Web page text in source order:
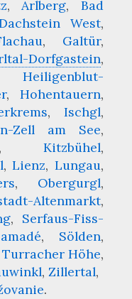
Arlberg
Bad
West
Galtür
Dorfgastein
Heiligenblut-
Hohentauern
Ischgl
Zell am See
Kitzbühel
Lienz
Lungau
Obergurgl
Altenmarkt
Serfaus-Fiss-
Sölden
Turracher Höhe
Zillertal
.